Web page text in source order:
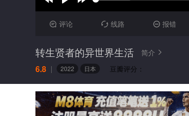
 评论  线路  报错
转生贤者的异世界生活 简介 
6.8 豆瓣评分：
2022 日本